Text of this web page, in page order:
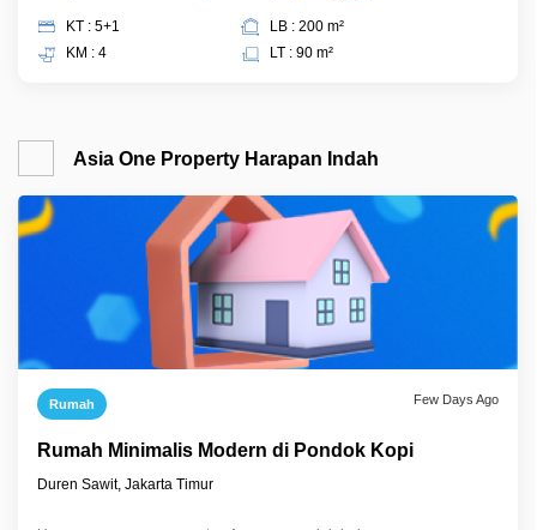
KT : 5+1
KM : 4
LB : 200 m²
LT : 90 m²
Asia One Property Harapan Indah
Rumah Few Days Ago
Rumah Minimalis Modern di Pondok Kopi
Duren Sawit, Jakarta Timur